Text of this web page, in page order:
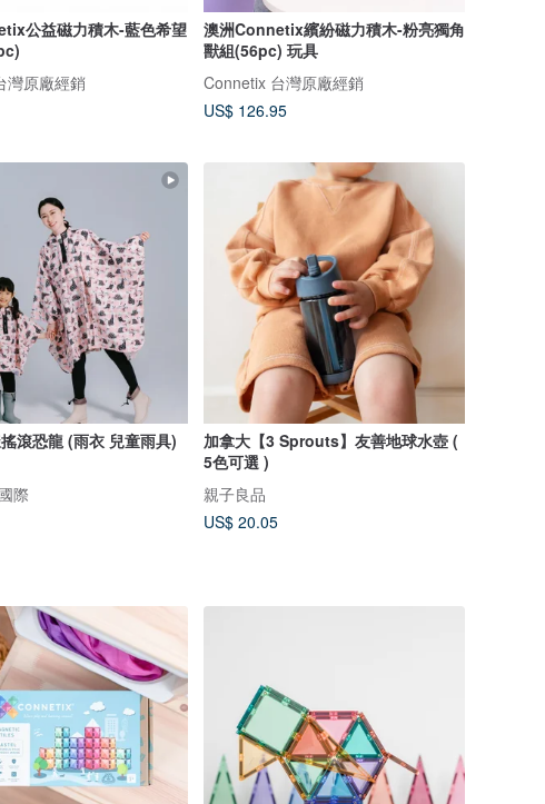
公益磁力積木-藍色希望
灣原廠經銷
澳洲Connetix繽紛磁力積木-粉亮獨角
獸組(56pc) 玩具
Connetix 台灣原廠經銷
US$ 126.95
滾恐龍 (雨衣 兒童雨具)
際
加拿大【3 Sprouts】友善地球水壺 (
5色可選 )
親子良品
US$ 20.05